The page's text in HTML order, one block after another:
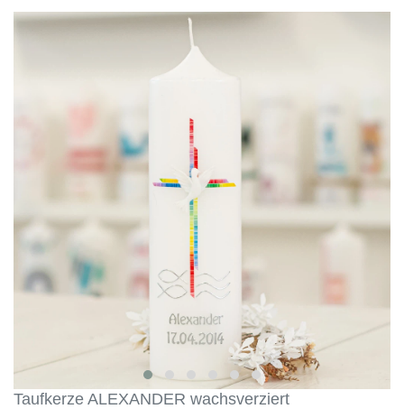
Taufkerze ALEXANDER wachsverziert